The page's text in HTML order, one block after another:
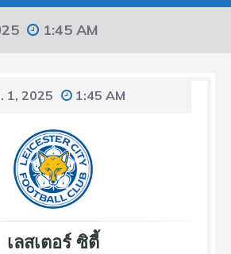
1:45 AM
1, 2025 1:45 AM
เลสเตอร์ ซิตี้